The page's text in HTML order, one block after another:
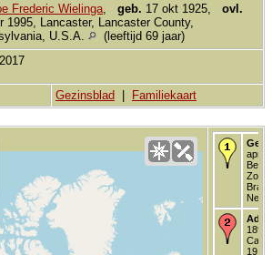
Frederic Wielinga, geb. 17 okt 1925, ovl.
1995, Lancaster, Lancaster County,
U.S.A.
(leeftijd 69 jaar)
Gezinsblad Familiekaart
apr
1891
19,